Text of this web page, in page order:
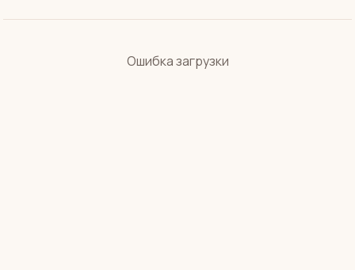
Ошибка загрузки